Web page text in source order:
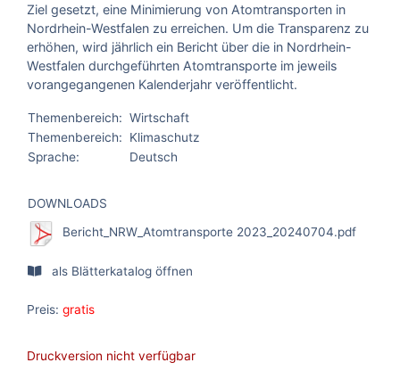
Ziel gesetzt, eine Minimierung von Atomtransporten in
Nordrhein-Westfalen zu erreichen. Um die Transparenz zu
erhöhen, wird jährlich ein Bericht über die in Nordrhein-
Westfalen durchgeführten Atomtransporte im jeweils
vorangegangenen Kalenderjahr veröffentlicht.
Themenbereich: Wirtschaft
Themenbereich:
Klimaschutz
Sprache:
Deutsch
DOWNLOADS
Bericht_NRW_Atomtransporte 2023_20240704.pdf
als Blätterkatalog öffnen
Preis: gratis
Druckversion nicht verfügbar